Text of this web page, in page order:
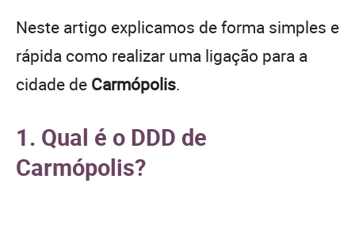
Neste artigo explicamos de forma simples e
rápida como realizar uma ligação para a
cidade de Carmópolis.
1. Qual é o DDD de
Carmópolis?